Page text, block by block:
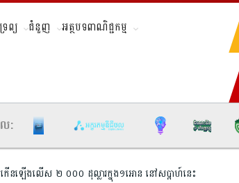
ព្យ ជំនួញ អត្ថបទពាណិជ្ជកម្ម
:
ើនឡើងលើស ២ ០០០ ដុល្លារក្នុង១អោន នៅសប្តាហ៍នេះ